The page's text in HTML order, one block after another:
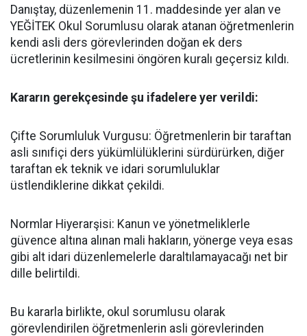
​Danıştay, düzenlemenin 11. maddesinde yer alan ve
YEĞİTEK Okul Sorumlusu olarak atanan öğretmenlerin
kendi asli ders görevlerinden doğan ek ders
ücretlerinin kesilmesini öngören kuralı geçersiz kıldı.
​Kararın gerekçesinde şu ifadelere yer verildi:
​Çifte Sorumluluk Vurgusu: Öğretmenlerin bir taraftan
asli sınıfiçi ders yükümlülüklerini sürdürürken, diğer
taraftan ek teknik ve idari sorumluluklar
üstlendiklerine dikkat çekildi.
​Normlar Hiyerarşisi: Kanun ve yönetmeliklerle
güvence altına alınan mali hakların, yönerge veya esas
gibi alt idari düzenlemelerle daraltılamayacağı net bir
dille belirtildi.
​Bu kararla birlikte, okul sorumlusu olarak
görevlendirilen öğretmenlerin asli görevlerinden